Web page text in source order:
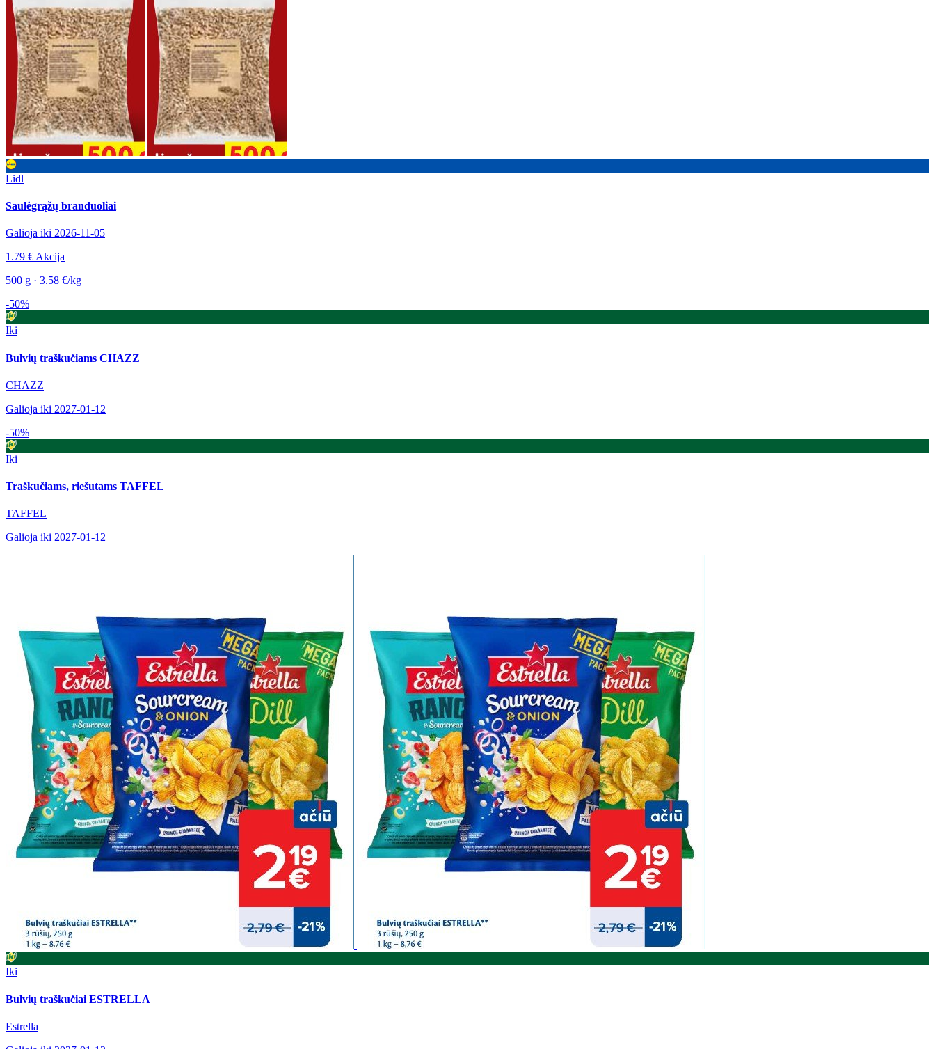
Lidl
Saulėgrąžų branduoliai
Galioja iki 2026-11-05
1.79 € Akcija
500 g · 3.58 €/kg
-50%
Iki
Bulvių traškučiams CHAZZ
CHAZZ
Galioja iki 2027-01-12
-50%
Iki
Traškučiams, riešutams TAFFEL
TAFFEL
Galioja iki 2027-01-12
Iki
Bulvių traškučiai ESTRELLA
Estrella